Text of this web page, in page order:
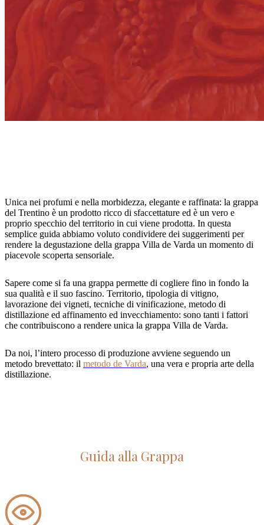
Unica nei profumi e nella morbidezza, elegante e raffinata: la grappa
del Trentino è un prodotto ricco di sfaccettature ed è un vero e
proprio specchio del territorio in cui viene prodotta. In questa
semplice guida abbiamo voluto condividere dei suggerimenti per
rendere la degustazione della grappa Villa de Varda un momento di
piacevole scoperta sensoriale.
Sapere come si fa una grappa permette di cogliere fino in fondo la
sua qualità e il suo fascino. Territorio, tipologia di vitigno,
lavorazione dei vigneti, tecniche di vinificazione, metodo di
distillazione ed affinamento ed invecchiamento: sono tanti i fattori
che contribuiscono a rendere unica la grappa Villa de Varda.
Da noi, l’intero processo di produzione avviene seguendo un
metodo brevettato: il metodo de Varda, una vera e propria arte della
distillazione.
Guida alla Grappa